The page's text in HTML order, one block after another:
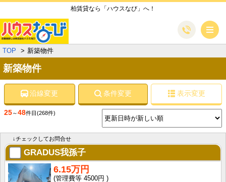
柏賃貸なら「ハウスなび」へ！
TOP 新築物件
新築物件
沿線変更 条件変更 表示変更
25～48件目 (268件)
↓チェックしてお問合せ
GRADUS我孫子
6.15万円
4500円